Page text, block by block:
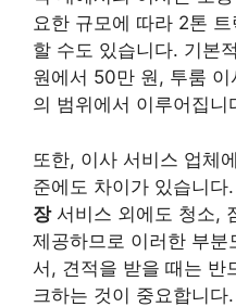
요한 규모에 따라 2톤
할 수도 있습니다. 기본
원에서 50만 원, 투룸
의 범위에서 이루어집니
또한, 이사 서비스 업체
준에도 차이가 있습니
장서비스 외에도 청소,
제공하므로 이러한 부
서, 견적을 받을 때는 반
크하는 것이 중요합니다.